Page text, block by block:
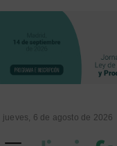
jueves, 6 de agosto de 2026